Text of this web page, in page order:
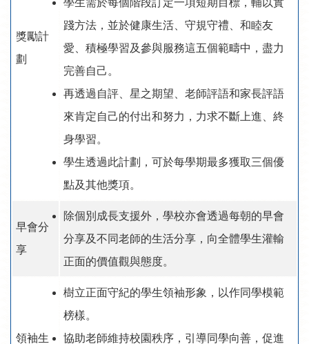
獎勵計
劃
學生需於每個階段訂定一項短期目標，輔以實
踐方法，並於健康生活、守規守禮、和睦友
愛、積極學習及參與服務這五個範疇中，盡力
完善自己。
再透過自評、星之期望、老師評語和家長評語
來肯定自己的付出和努力，力求不斷上進、終
身學習。
學生透過此計劃，可於每學期最多獲取三個優
點及其他獎項。
早會分
享
除個別成長支援外，學校亦會透過每朝的早會
分享及不同老師的生活分享，向全體學生灌輸
正面的價值觀與態度。
領袖生
樹立正面守紀的學生領袖形象，以作同學模範
榜樣。
協助老師維持校園秩序，引導同學向善，促進